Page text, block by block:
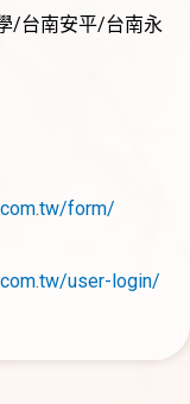
/台南安平/台南永
form/
user-login/